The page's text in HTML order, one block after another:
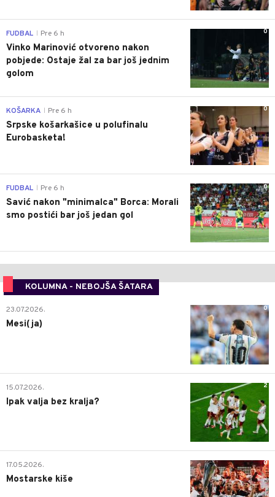
0
FUDBAL Pre 6 h
Vinko Marinović otvoreno nakon
pobjede: Ostaje žal za bar još jednim
golom
0
KOŠARKA Pre 6 h
Srpske košarkašice u polufinalu
Eurobasketa!
0
FUDBAL Pre 6 h
Savić nakon "minimalca" Borca: Morali
smo postići bar još jedan gol
KOLUMNA - NEBOJŠA ŠATARA
0
23.07.2026.
Mesi(ja)
2
15.07.2026.
Ipak valja bez kralja?
0
17.05.2026.
Mostarske kiše